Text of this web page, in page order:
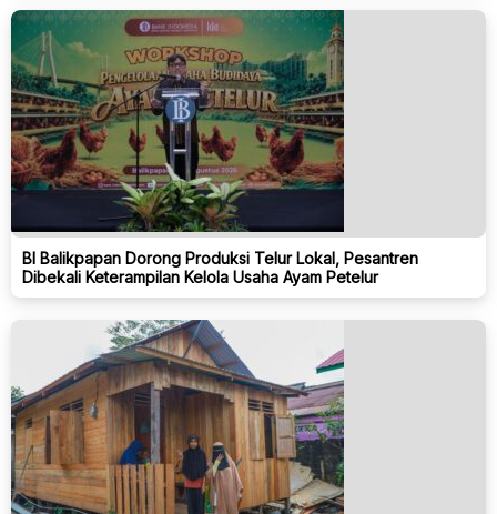
BI Balikpapan Dorong Produksi Telur Lokal, Pesantren
Dibekali Keterampilan Kelola Usaha Ayam Petelur